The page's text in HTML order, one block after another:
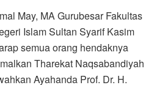
May, MA Gurubesar Fakultas
Islam Sultan Syarif Kasim
semua orang hendaknya
Tharekat Naqsabandiyah
Ayahanda Prof. Dr. H.